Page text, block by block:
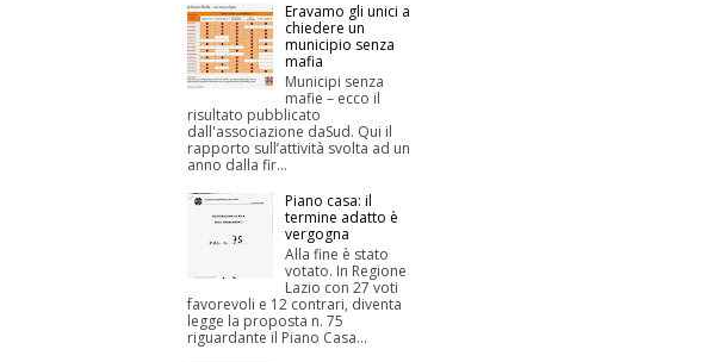
Eravamo gli unici a
chiedere un
municipio senza
mafia
Municipi senza
mafie – ecco il
risultato pubblicato
dall'associazione daSud. Qui il
rapporto sull’attività svolta ad un
anno dalla fir...
Piano casa: il
termine adatto è
vergogna
Alla fine è stato
votato. In Regione
Lazio con 27 voti
favorevoli e 12 contrari, diventa
legge la proposta n. 75
riguardante il Piano Casa...